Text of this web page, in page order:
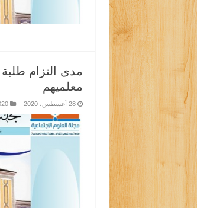
مدى التزام
معلميهم
28 أغسطس، 2020